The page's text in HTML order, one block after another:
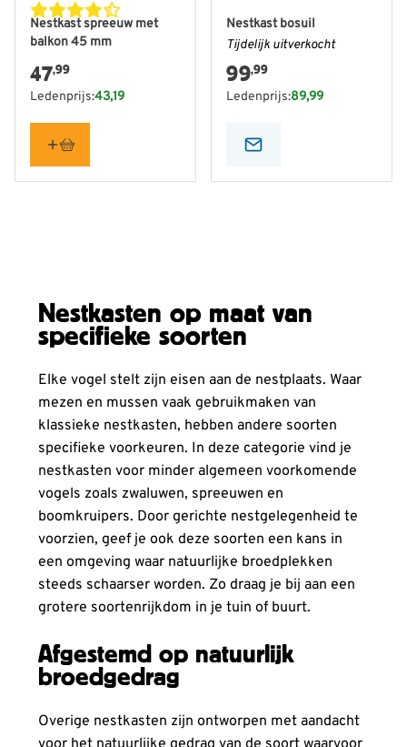
Nestkast spreeuw met
balkon 45 mm
47,99
Ledenprijs:43,19
Nestkast bosuil
Tijdelijk uitverkocht
99,99
Ledenprijs:89,99
Nestkasten op maat van
specifieke soorten
Elke vogel stelt zijn eisen aan de nestplaats. Waar
mezen en mussen vaak gebruikmaken van
klassieke nestkasten, hebben andere soorten
specifieke voorkeuren. In deze categorie vind je
nestkasten voor minder algemeen voorkomende
vogels zoals zwaluwen, spreeuwen en
boomkruipers. Door gerichte nestgelegenheid te
voorzien, geef je ook deze soorten een kans in
een omgeving waar natuurlijke broedplekken
steeds schaarser worden. Zo draag je bij aan een
grotere soortenrijkdom in je tuin of buurt.
Afgestemd op natuurlijk
broedgedrag
Overige nestkasten zijn ontworpen met aandacht